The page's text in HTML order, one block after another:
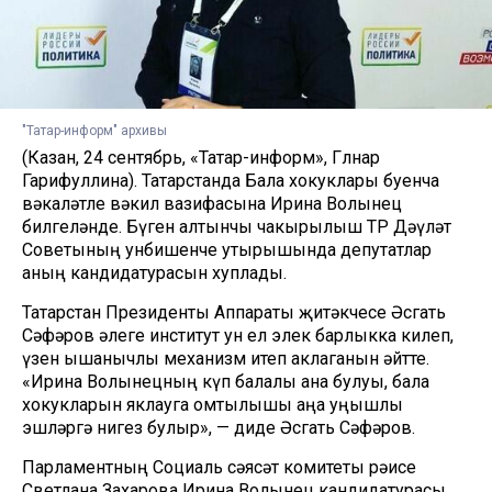
"Татар-информ" архивы
(Казан, 24 сентябрь, «Татар-информ», Гөлнар
Гарифуллина). Татарстанда Бала хокуклары буенча
вәкаләтле вәкил вазифасына Ирина Волынец
билгеләнде. Бүген алтынчы чакырылыш ТР Дәүләт
Советының унбишенче утырышында депутатлар
аның кандидатурасын хуплады.
Татарстан Президенты Аппараты җитәкчесе Әсгать
Сәфәров әлеге институт ун ел элек барлыкка килеп,
үзен ышанычлы механизм итеп аклаганын әйтте.
«Ирина Волынецның күп балалы ана булуы, бала
хокукларын яклауга омтылышы аңа уңышлы
эшләргә нигез булыр», — диде Әсгать Сәфәров.
Парламентның Социаль сәясәт комитеты рәисе